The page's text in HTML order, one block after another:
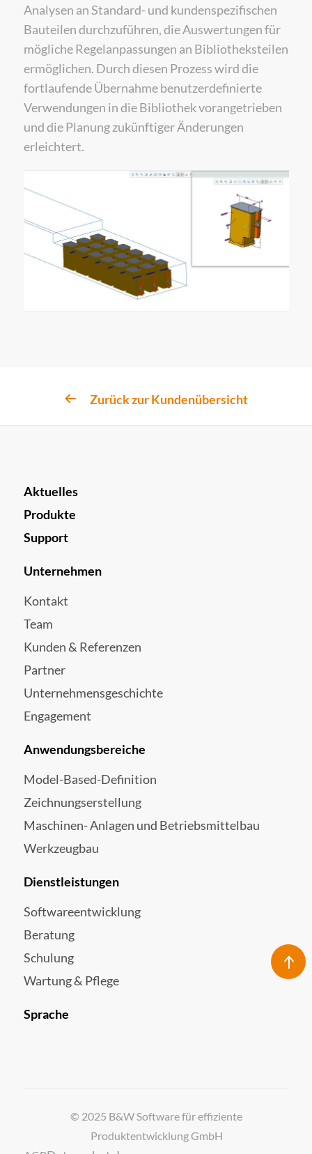
Analysen an Standard- und kundenspezifischen
Bauteilen durchzuführen, die Auswertungen für
mögliche Regelanpassungen an Bibliotheksteilen
ermöglichen. Durch diesen Prozess wird die
fortlaufende Übernahme benutzerdefinierte
Verwendungen in die Bibliothek vorangetrieben
und die Planung zukünftiger Änderungen
erleichtert.
Zurück zur Kundenübersicht
Aktuelles
Produkte
Support
Unternehmen
Kontakt
Team
Kunden & Referenzen
Partner
Unternehmensgeschichte
Engagement
Anwendungsbereiche
Model-Based-Definition
Zeichnungserstellung
Maschinen- Anlagen und Betriebsmittelbau
Werkzeugbau
Dienstleistungen
Softwareentwicklung
Beratung
Schulung
Wartung & Pflege
Sprache
© 2025 B&W Software für effiziente
Produktentwicklung GmbH